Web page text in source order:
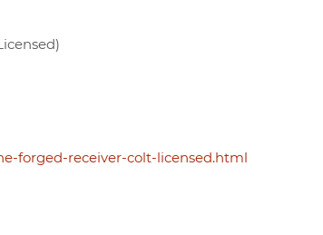
forged-receiver-colt-licensed.html